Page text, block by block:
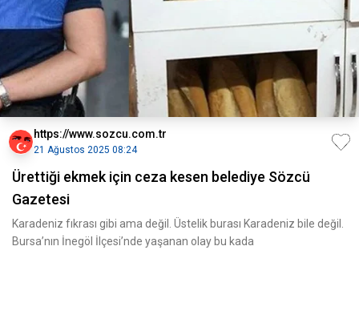
https://www.sozcu.com.tr
21 Ağustos 2025 08:24
Ürettiği ekmek için ceza kesen belediye Sözcü
Gazetesi
Karadeniz fıkrası gibi ama değil. Üstelik burası Karadeniz bile değil.
Bursa’nın İnegöl İlçesi’nde yaşanan olay bu kada